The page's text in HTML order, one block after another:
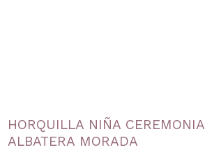
HORQUILLA NIÑA CEREMONIA
ALBATERA MORADA